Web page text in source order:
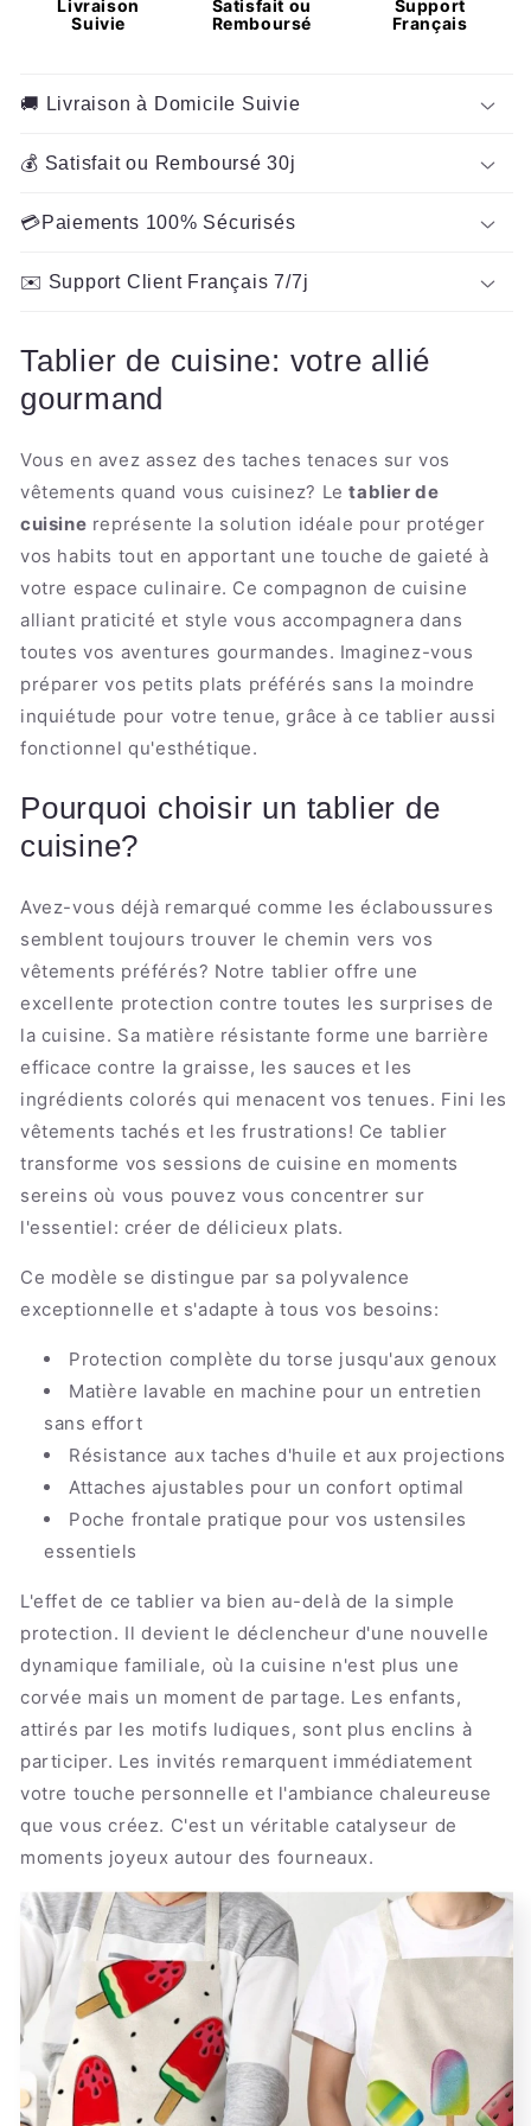
beignets
beignets
Livraison
Suivie
Satisfait ou
Remboursé
Support
Français
🚚 Livraison à Domicile Suivie
💰 Satisfait ou Remboursé 30j
💳Paiements 100% Sécurisés
✉️ Support Client Français 7/7j
Tablier de cuisine: votre allié
gourmand
Vous en avez assez des taches tenaces sur vos
vêtements quand vous cuisinez? Letablier de
cuisine représente la solution idéale pour protéger
vos habits tout en apportant une touche de gaieté à
votre espace culinaire. Ce compagnon de cuisine
alliant praticité et style vous accompagnera dans
toutes vos aventures gourmandes. Imaginez-vous
préparer vos petits plats préférés sans la moindre
inquiétude pour votre tenue, grâce à ce tablier aussi
fonctionnel qu'esthétique.
Pourquoi choisir un tablier de
cuisine?
Avez-vous déjà remarqué comme les éclaboussures
semblent toujours trouver le chemin vers vos
vêtements préférés? Notre tablier offre une
excellente protection contre toutes les surprises de
la cuisine. Sa matière résistante forme une barrière
efficace contre la graisse, les sauces et les
ingrédients colorés qui menacent vos tenues. Fini les
vêtements tachés et les frustrations! Ce tablier
transforme vos sessions de cuisine en moments
sereins où vous pouvez vous concentrer sur
l'essentiel: créer de délicieux plats.
Ce modèle se distingue par sa polyvalence
exceptionnelle et s'adapte à tous vos besoins:
Protection complète du torse jusqu'aux genoux
Matière lavable en machine pour un entretien
sans effort
Résistance aux taches d'huile et aux projections
Attaches ajustables pour un confort optimal
Poche frontale pratique pour vos ustensiles
essentiels
L'effet de ce tablier va bien au-delà de la simple
protection. Il devient le déclencheur d'une nouvelle
dynamique familiale, où la cuisine n'est plus une
corvée mais un moment de partage. Les enfants,
attirés par les motifs ludiques, sont plus enclins à
participer. Les invités remarquent immédiatement
votre touche personnelle et l'ambiance chaleureuse
que vous créez. C'est un véritable catalyseur de
moments joyeux autour des fourneaux.